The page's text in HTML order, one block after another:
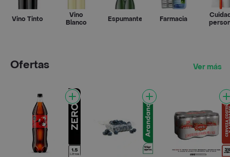
Vino Tinto
Vino
Blanco
Espumantes Farmacia
Ofertas Ver más